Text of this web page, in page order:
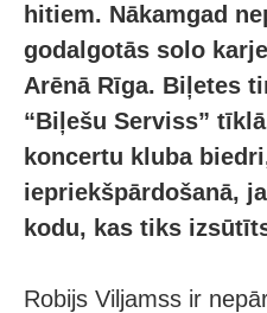
hitiem. Nākamgad
godalgotās solo
Arēnā Rīga. Biļetes
“Biļešu Serviss”
koncertu kluba
iepriekšpārdošanā,
kodu, kas tiks
Robijs Viljamss ir